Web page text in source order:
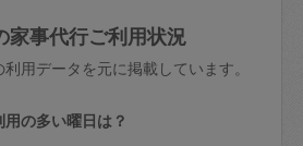
よる当日キャンセル＝依頼
＋交通費全額
時／土曜日午前9時開始の場
害保険の対象外となるので
い。
らも参照ください：初めて
？
家事代行ご利用状況
用データを元に掲載しています。
用の多い曜日は？